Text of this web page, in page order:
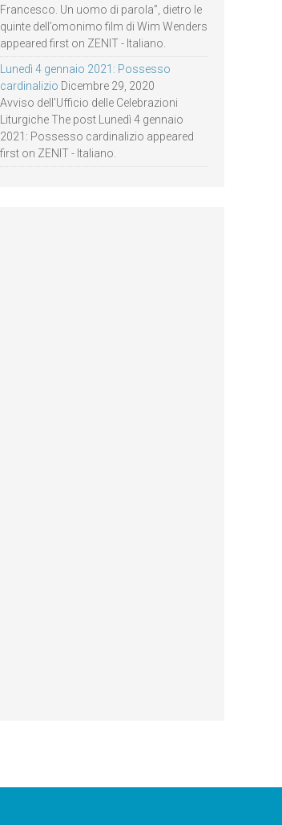
Francesco. Un uomo di parola”, dietro le
quinte dell’omonimo film di Wim Wenders
appeared first on ZENIT - Italiano.
Lunedì 4 gennaio 2021: Possesso
cardinalizio Dicembre 29, 2020
Avviso dell’Ufficio delle Celebrazioni
Liturgiche The post Lunedì 4 gennaio
2021: Possesso cardinalizio appeared
first on ZENIT - Italiano.